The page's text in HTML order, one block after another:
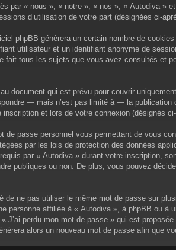
par « nous », « notre », « nos », « Autodiva »
d’utilisation de votre part (désignées ci-
phpBB génèrera un certain nombre de
utilisateur et un identifiant anonyme de
tous les sujets que vous avez consultés et
document qui est prévu pour couvrir
— mais n’est pas limité à — la publication
et lors de votre connexion (désignés
passe personnel vous permettant de vous
par les lois de protection des données
par « Autodiva » durant votre inscription,
publiques ou non. De plus, vous pouvez
ne pas utiliser le même mot de passe sur
affiliée à « Autodiva », à phpBB ou à
perdu mon mot de passe » qui est
alors un nouveau mot de passe afin que